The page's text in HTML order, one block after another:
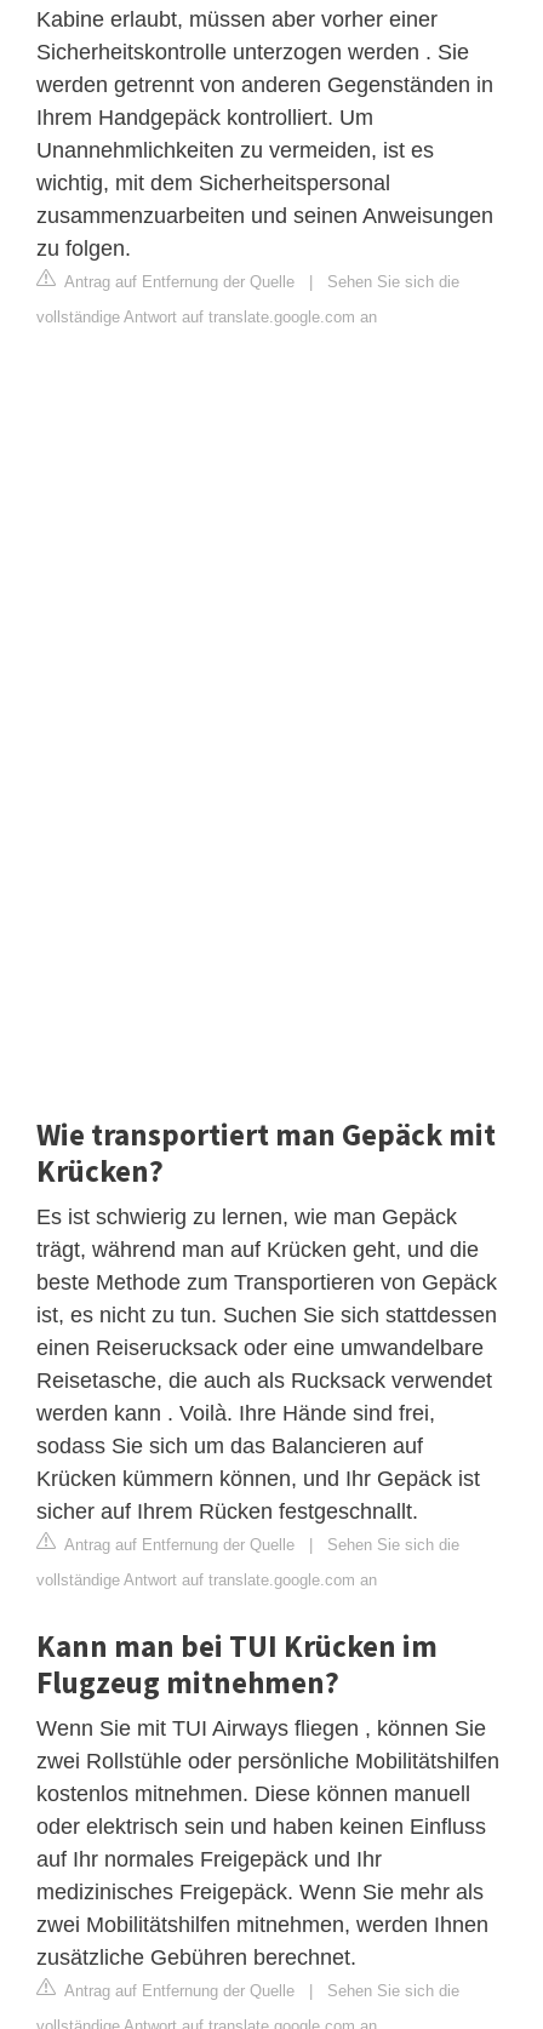
Kabine erlaubt, müssen aber vorher einer
Sicherheitskontrolle unterzogen werden . Sie
werden getrennt von anderen Gegenständen in
Ihrem Handgepäck kontrolliert. Um
Unannehmlichkeiten zu vermeiden, ist es
wichtig, mit dem Sicherheitspersonal
zusammenzuarbeiten und seinen Anweisungen
zu folgen.
Antrag auf Entfernung der Quelle | Sehen Sie sich die
vollständige Antwort auf translate.google.com an
Wie transportiert man Gepäck mit
Krücken?
Es ist schwierig zu lernen, wie man Gepäck
trägt, während man auf Krücken geht, und die
beste Methode zum Transportieren von Gepäck
ist, es nicht zu tun. Suchen Sie sich stattdessen
einen Reiserucksack oder eine umwandelbare
Reisetasche, die auch als Rucksack verwendet
werden kann . Voilà. Ihre Hände sind frei,
sodass Sie sich um das Balancieren auf
Krücken kümmern können, und Ihr Gepäck ist
sicher auf Ihrem Rücken festgeschnallt.
Antrag auf Entfernung der Quelle | Sehen Sie sich die
vollständige Antwort auf translate.google.com an
Kann man bei TUI Krücken im
Flugzeug mitnehmen?
Wenn Sie mit TUI Airways fliegen , können Sie
zwei Rollstühle oder persönliche Mobilitätshilfen
kostenlos mitnehmen. Diese können manuell
oder elektrisch sein und haben keinen Einfluss
auf Ihr normales Freigepäck und Ihr
medizinisches Freigepäck. Wenn Sie mehr als
zwei Mobilitätshilfen mitnehmen, werden Ihnen
zusätzliche Gebühren berechnet.
Antrag auf Entfernung der Quelle | Sehen Sie sich die